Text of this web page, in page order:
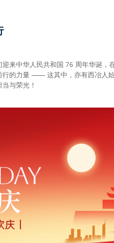
来中华人民共和国 76 周年华诞，
的力量 —— 这其中，亦有西冶人
与荣光！